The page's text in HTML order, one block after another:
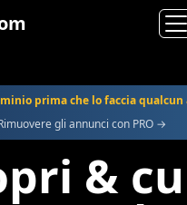
prima che lo faccia qualcun
gli annunci con PRO →
&